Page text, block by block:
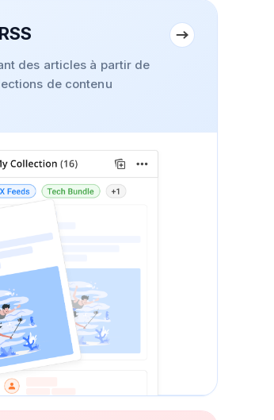
des articles à partir de
de contenu